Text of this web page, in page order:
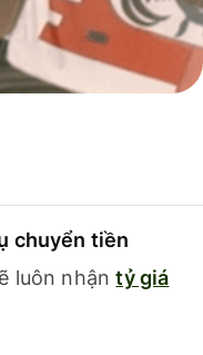
chuyển tiền
luôn nhậntỷ giá